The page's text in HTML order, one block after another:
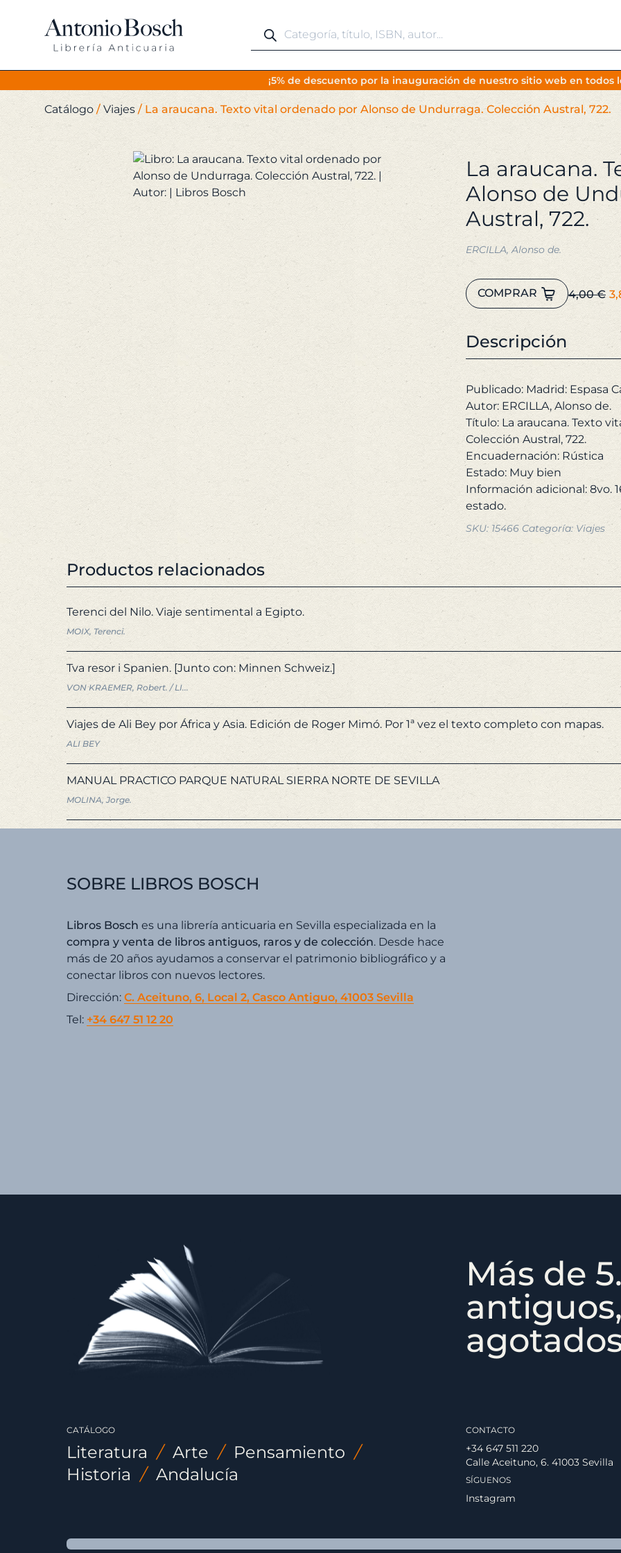
de
productos
¡5% de descuento por la inauguración de nuestro sitio web en todos
Catálogo / Viajes / La araucana. Texto vital ordenado por Alonso de Undurraga. Colección Austral, 722.
La araucana.
Alonso de
Austral, 722.
ERCILLA, Alonso de.
4,00€ El
La
araucana.
vital
ordenado
Alonso
de
Undurraga.
Colección
Austral,
722.
cantidad
COMPRAR
Descripción
Publicado: Madrid: Espasa
Autor: ERCILLA, Alonso de.
Título: La araucana. Texto
Colección Austral, 722.
Encuadernación: Rústica
Estado: Muy bien
Información adicional: 8vo.
SKU: 15466 Categoría: Viajes
Productos relacionados
Terenci del Nilo. Viaje sentimental a Egipto.
MOIX, Terenci.
Tva resor i Spanien. [Junto con: Minnen Schweiz.]
VON KRAEMER, Robert. / LI...
Viajes de Ali Bey por África y Asia. Edición de Roger Mimó. Por 1ª vez el texto completo con mapas.
ALI BEY
MANUAL PRACTICO PARQUE NATURAL SIERRA NORTE DE SEVILLA
MOLINA, Jorge.
SOBRE LIBROS BOSCH
Libros Bosch es una librería anticuaria en Sevilla especializada en la
compra y venta de libros antiguos, raros y de colección. Desde hace
más de 20 años ayudamos a conservar el patrimonio bibliográfico y a
conectar libros con nuevos lectores.
Dirección: C. Aceituno, 6, Local 2, Casco Antiguo, 41003 Sevilla
Tel: +34 647 51 12 20
Más de
CATÁLOGO
Literatura / Arte / Pensamiento /
Historia / Andalucía
CONTACTO
+34 647 511 220
Calle Aceituno, 6. 41003 Sevilla
SÍGUENOS
Instagram